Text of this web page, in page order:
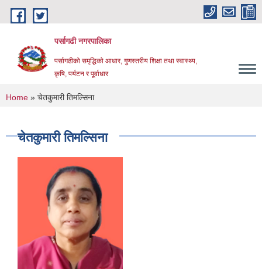
Skip to main content
पर्सागढी नगरपालिका
पर्सागढीको समृद्धिको आधार, गुणस्तरीय शिक्षा तथा स्वास्थ्य,
कृषि, पर्यटन र पूर्वाधार
You are here
Home » चेतकुमारी तिमल्सिना
चेतकुमारी तिमल्सिना